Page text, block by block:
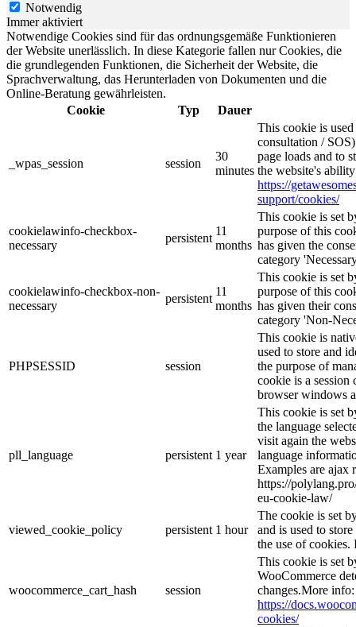
Notwendig
Immer aktiviert
Notwendige Cookies sind für das ordnungsgemäße Funktionieren
der Website unerlässlich. In diese Kategorie fallen nur Cookies, die
die grundlegenden Funktionen, die Sicherheit der Website, die
Sprachverwaltung, das Herunterladen von Dokumenten und die
Online-Beratung gewährleisten.
Cookie
Typ Dauer
_wpas_session session
30
minutes
This cookie is
consultation /
page loads and to
the website's
https://
support/cookies/
cookielawinfo-checkbox-
necessary
persistent
11
months
This cookie is set
purpose of this
has given the
category
cookielawinfo-checkbox-non-
necessary
persistent
11
months
This cookie is set
purpose of this
has given their
category 'Non-
PHPSESSID session
This cookie is
used to store and
the purpose of
cookie is a session
browser windows
pll_language persistent 1 year
This cookie is set
the language
visit again the
language
Examples are ajax
https://
eu-cookie-law/
viewed_cookie_policy persistent 1 hour
The cookie is set
and is used to
the use of cookies.
woocommerce_cart_hash session
This cookie is set
WooCommerce
changes.More info:
https://
cookies/